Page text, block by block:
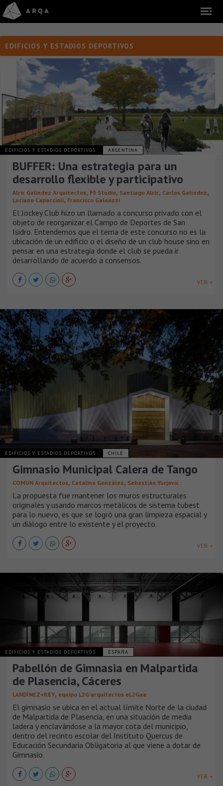
EDIFICIOS Y ESTADIOS DEPORTIVOS
EDIFICIOS Y ESTADIOS DEPORTIVOS ARGENTINA
BUFFER: Una estrategia para un
desarrollo flexible y participativo
Alric Galindez Arquitectos, F9 Studio, Santiago Alric, Carlos Galíndez,
Luciano Capaccioli, Francisco Galeazzi
El Jockey Club hizo un llamado a concurso privado con el
objeto de reorganizar el Campo de Deportes de San
Isidro. Entendemos que el tema de este concurso no es la
ubicación de un edificio o el diseño de un club house sino en
pensar en una estrategia donde el club se pueda ir
desarrollando de acuerdo a consensos.
VER +
EDIFICIOS Y ESTADIOS DEPORTIVOS CHILE
Gimnasio Municipal Calera de Tango
COMUN Arquitectos, Catalina González, Sebastián Yurjevic
La propuesta fue mantener los muros estructurales
originales y usando marcos metálicos de sistema tubest
para lo nuevo, es que se logró una gran limpieza espacial y
un diálogo entre lo existente y el proyecto.
VER +
EDIFICIOS Y ESTADIOS DEPORTIVOS ESPAÑA
Pabellón de Gimnasia en Malpartida
de Plasencia, Cáceres
LANDÍNEZ+REY, equipo L2G arquitectos eL2Gaa
El gimnasio se ubica en el actual límite Norte de la ciudad
de Malpartida de Plasencia, en una situación de media
ladera y enclavándose a la mayor cota del municipio,
dentro del recinto escolar del Instituto Quercus de
Educación Secundaria Obligatoria al que viene a dotar de
Gimnasio.
VER +